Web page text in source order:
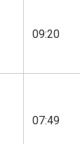
09:20
07:49